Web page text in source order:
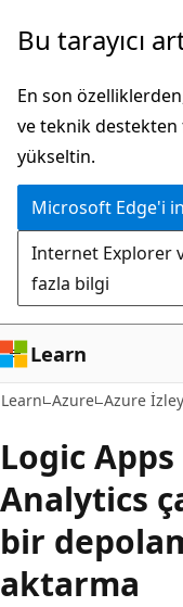
Ana
atla
Bu tarayıcı
En son
ve teknik destekten
yükseltin.
Microsoft Edge'i
Internet Explorer
fazla bilgi
Learn
Learn Azure Azure
Logic
Analytics
bir
aktarma